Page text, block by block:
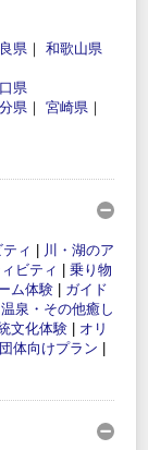
県 ｜ 和歌山県
県
県 ｜ 宮崎県 ｜
ィ
川・湖のア
ビティ
乗り物
ム体験
ガイド
泉・その他癒し
文化体験
オリ
団体向けプラン